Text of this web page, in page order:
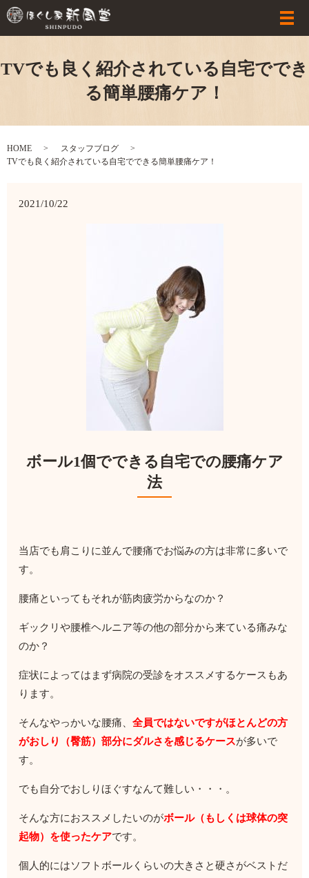
TVでも良く紹介されている自宅ででき
る簡単腰痛ケア！
HOME
スタッフブログ
TVでも良く紹介されている自宅でできる簡単腰痛ケア！
2021/10/22
ボール1個でできる自宅での腰痛ケア
法
当店でも肩こりに並んで腰痛でお悩みの方は非常に多いで
す。
腰痛といってもそれが筋肉疲労からなのか？
ギックリや腰椎ヘルニア等の他の部分から来ている痛みな
のか？
症状によってはまず病院の受診をオススメするケースもあ
ります。
そんなやっかいな腰痛、全員ではないですがほとんどの方
がおしり（臀筋）部分にダルさを感じるケースが多いで
す。
でも自分でおしりほぐすなんて難しい・・・。
そんな方におススメしたいのがボール（もしくは球体の突
起物）を使ったケアです。
個人的にはソフトボールくらいの大きさと硬さがベストだ